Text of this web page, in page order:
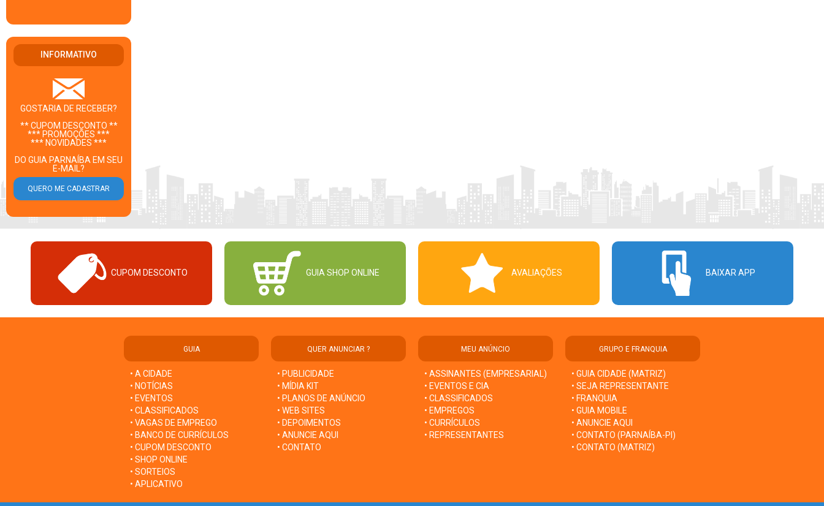
INFORMATIVO
GOSTARIA DE RECEBER?
** CUPOM DESCONTO **
*** PROMOÇÕES ***
*** NOVIDADES ***
DO GUIA PARNAÍBA EM SEU
E-MAIL?
CUPOM DESCONTO GUIA SHOP ONLINE AVALIAÇÕES BAIXAR APP
GUIA
• A CIDADE
• NOTÍCIAS
• EVENTOS
• CLASSIFICADOS
• VAGAS DE EMPREGO
• BANCO DE CURRÍCULOS
• CUPOM DESCONTO
• SHOP ONLINE
• SORTEIOS
• APLICATIVO
QUER ANUNCIAR ?
• PUBLICIDADE
• MÍDIA KIT
• PLANOS DE ANÚNCIO
• WEB SITES
• DEPOIMENTOS
• ANUNCIE AQUI
• CONTATO
MEU ANÚNCIO
• ASSINANTES (EMPRESARIAL)
• EVENTOS E CIA
• CLASSIFICADOS
• EMPREGOS
• CURRÍCULOS
• REPRESENTANTES
GRUPO E FRANQUIA
• GUIA CIDADE (MATRIZ)
• SEJA REPRESENTANTE
• FRANQUIA
• GUIA MOBILE
• ANUNCIE AQUI
• CONTATO (PARNAÍBA-PI)
• CONTATO (MATRIZ)